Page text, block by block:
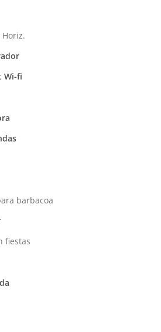
Horiz.
Wi-fi
barbacoa
fiestas